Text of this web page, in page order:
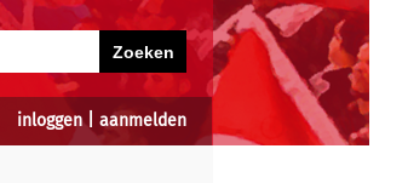
inloggen| aanmelden